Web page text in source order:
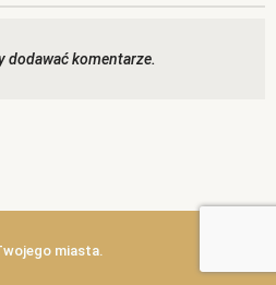
dodawać komentarze.
miasta.